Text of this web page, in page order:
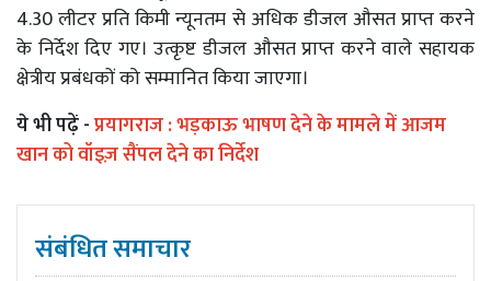
4.30 लीटर प्रति किमी न्यूनतम से अधिक डीजल औसत प्राप्त करने
के निर्देश दिए गए। उत्कृष्ट डीजल औसत प्राप्त करने वाले सहायक
क्षेत्रीय प्रबंधकों को सम्मानित किया जाएगा।
ये भी पढ़ें -प्रयागराज : भड़काऊ भाषण देने के मामले में आजम
खान को वॉइज़ सैंपल देने का निर्देश
संबंधित समाचार